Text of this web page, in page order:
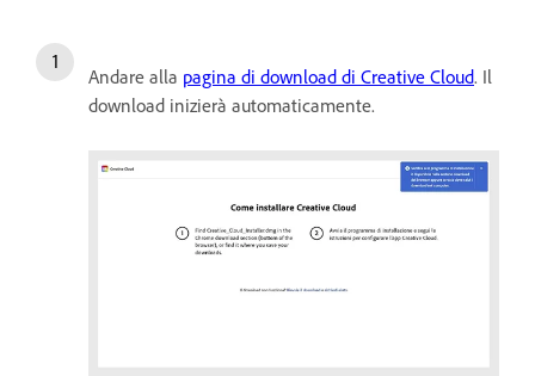
Andare alla pagina di download di Creative Cloud. Il
download inizierà automaticamente.